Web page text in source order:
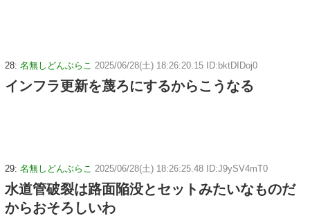
28: 名無しどんぶらこ 2025/06/28(土) 18:26:20.15 ID:bktDIDoj0
インフラ更新を蔑ろにするからこうなる
29: 名無しどんぶらこ 2025/06/28(土) 18:26:25.48 ID:J9ySV4mT0
水道管破裂は路面陥没とセットみたいなものだ
からおそろしいわ